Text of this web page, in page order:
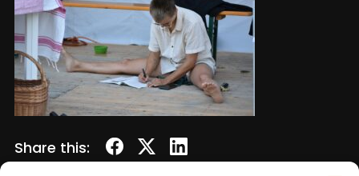
Share this: